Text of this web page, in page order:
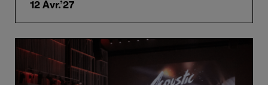
12 Avr.'27
Acoustic
Power